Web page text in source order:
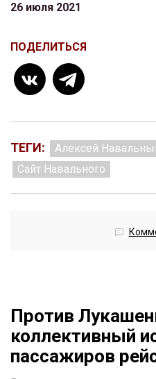
26 июля 2021
ПОДЕЛИТЬСЯ
ТЕГИ: Алексей
Сайт Навального
Против
коллективный
пассажиров